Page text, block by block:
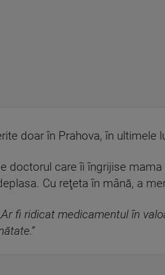
doar în Prahova, în ultimele
doctorul care îi îngrijise
Cu reţeta în mână, a
Ar fi ridicat medicamentul în